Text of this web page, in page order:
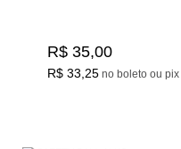
R$ 35,00
R$ 33,25 no boleto ou pix